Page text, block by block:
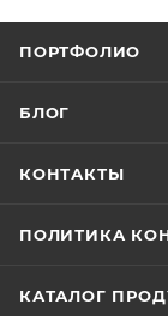
ПОРТФОЛИО
БЛОГ
КОНТАКТЫ
ПОЛИТИКА
КАТАЛОГ